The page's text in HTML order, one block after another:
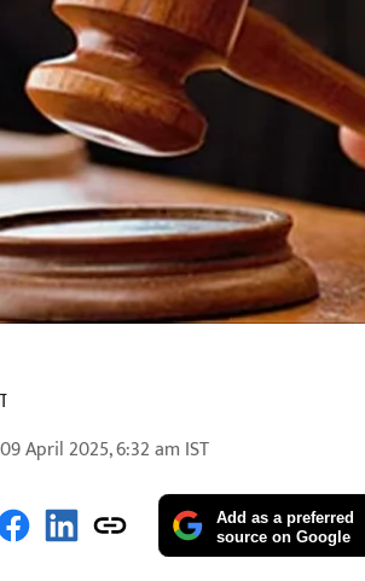
09 April 2025, 6:32 am IST
Add as a preferred
source on Google